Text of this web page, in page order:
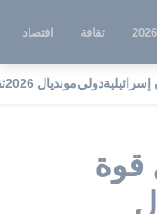
ثقافة اقتصاد
دوليمونديال 2026
قوة